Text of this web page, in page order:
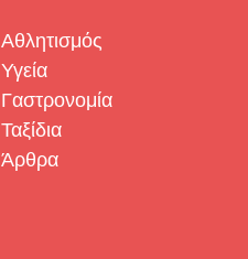
Αθλητισμός
Υγεία
Γαστρονομία
Ταξίδια
Άρθρα